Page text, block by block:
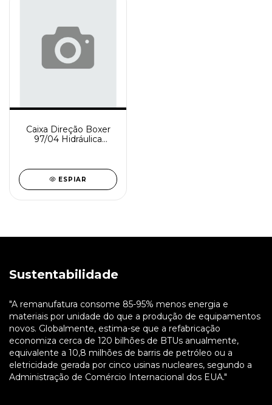
Caixa Direção Boxer
97/04 Hidráulica
ESPIAR
Sustentabilidade
"A remanufatura consome 85-95% menos energia e
materiais por unidade do que a produção de equipamentos
novos. Globalmente, estima-se que a refabricação
economiza cerca de 120 bilhões de BTUs anualmente,
equivalente a 10,8 milhões de barris de petróleo ou a
eletricidade gerada por cinco usinas nucleares, segundo a
Administração de Comércio Internacional dos EUA."